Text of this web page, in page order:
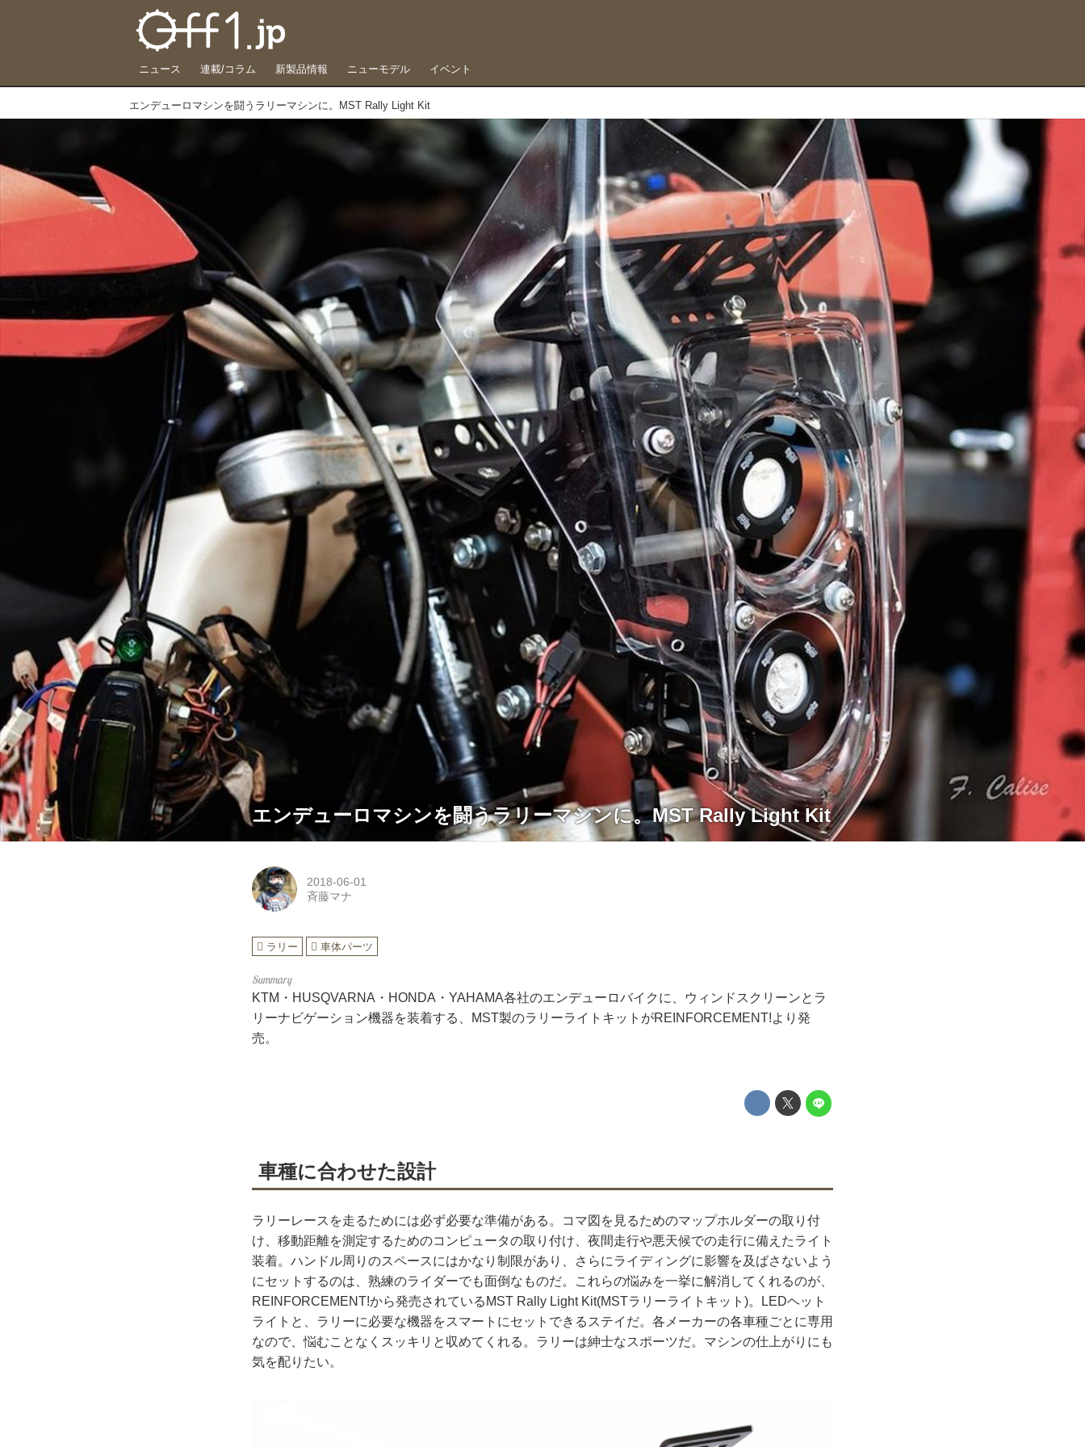
ニュース 連載/コラム 新製品情報 ニューモデル イベント
エンデューロマシンを闘うラリーマシンに。MST Rally Light Kit
エンデューロマシンを闘うラリーマシンに。MST Rally Light Kit
2018-06-01
斉藤マナ
ラリー 車体パーツ
KTM・HUSQVARNA・HONDA・YAHAMA各社のエンデューロバイクに、ウィンドスクリーンとラ
リーナビゲーション機器を装着する、MST製のラリーライトキットがREINFORCEMENT!より発
売。
車種に合わせた設計
ラリーレースを走るためには必ず必要な準備がある。コマ図を見るためのマップホルダーの取り付
け、移動距離を測定するためのコンピュータの取り付け、夜間走行や悪天候での走行に備えたライト
装着。ハンドル周りのスペースにはかなり制限があり、さらにライディングに影響を及ばさないよう
にセットするのは、熟練のライダーでも面倒なものだ。これらの悩みを一挙に解消してくれるのが、
REINFORCEMENT!から発売されているMST Rally Light Kit(MSTラリーライトキット)。LEDヘット
ライトと、ラリーに必要な機器をスマートにセットできるステイだ。各メーカーの各車種ごとに専用
なので、悩むことなくスッキリと収めてくれる。ラリーは紳士なスポーツだ。マシンの仕上がりにも
気を配りたい。